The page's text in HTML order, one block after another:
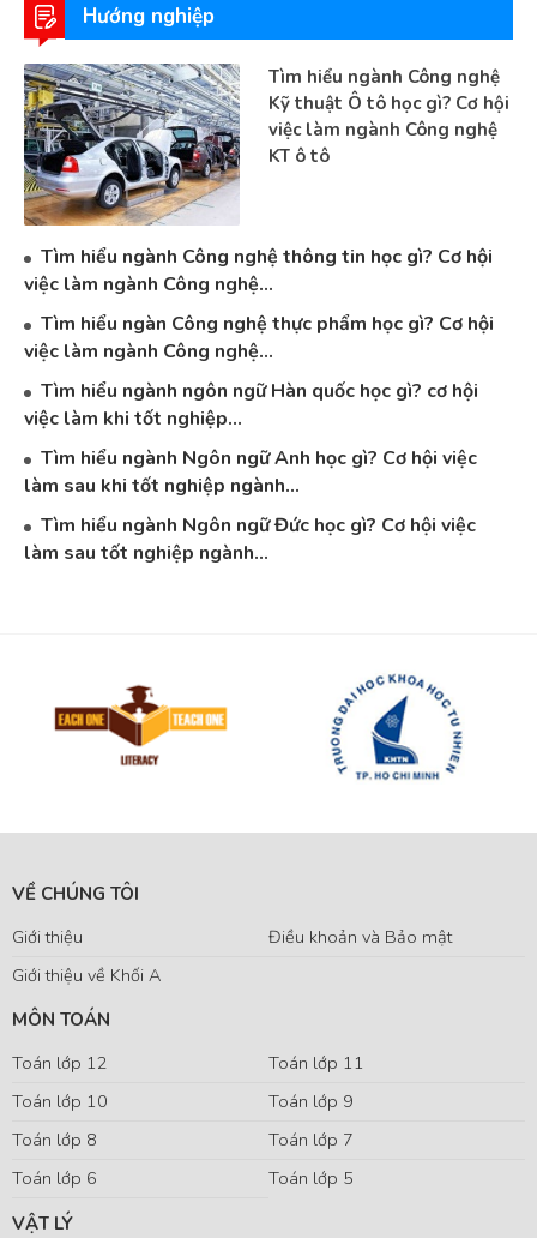
Hướng nghiệp
Tìm hiểu ngành Công nghệ
Kỹ thuật Ô tô học gì? Cơ hội
việc làm ngành Công nghệ
KT ô tô
Tìm hiểu ngành Công nghệ thông tin học gì? Cơ hội
việc làm ngành Công nghệ...
Tìm hiểu ngàn Công nghệ thực phẩm học gì? Cơ hội
việc làm ngành Công nghệ...
Tìm hiểu ngành ngôn ngữ Hàn quốc học gì? cơ hội
việc làm khi tốt nghiệp...
Tìm hiểu ngành Ngôn ngữ Anh học gì? Cơ hội việc
làm sau khi tốt nghiệp ngành...
Tìm hiểu ngành Ngôn ngữ Đức học gì? Cơ hội việc
làm sau tốt nghiệp ngành...
VỀ CHÚNG TÔI
Giới thiệu
Điều khoản và Bảo mật
Giới thiệu về Khối A
MÔN TOÁN
Toán lớp 12
Toán lớp 11
Toán lớp 10
Toán lớp 9
Toán lớp 8
Toán lớp 7
Toán lớp 6
Toán lớp 5
VẬT LÝ